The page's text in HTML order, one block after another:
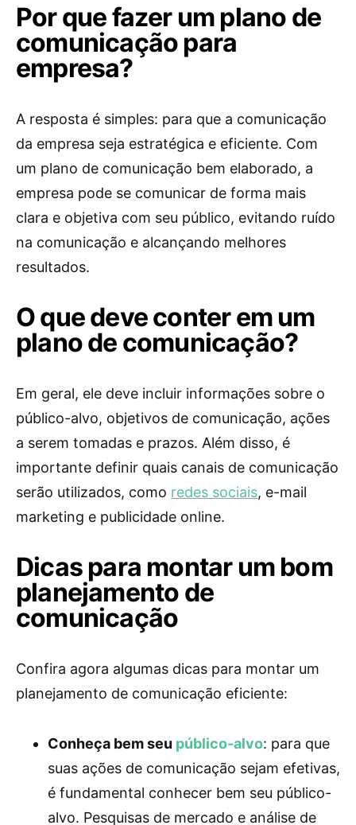
Por que fazer um plano de
comunicação para
empresa?
A resposta é simples: para que a comunicação
da empresa seja estratégica e eficiente. Com
um plano de comunicação bem elaborado, a
empresa pode se comunicar de forma mais
clara e objetiva com seu público, evitando ruído
na comunicação e alcançando melhores
resultados.
O que deve conter em um
plano de comunicação?
Em geral, ele deve incluir informações sobre o
público-alvo, objetivos de comunicação, ações
a serem tomadas e prazos. Além disso, é
importante definir quais canais de comunicação
serão utilizados, como redes sociais, e-mail
marketing e publicidade online.
Dicas para montar um bom
planejamento de
comunicação
Confira agora algumas dicas para montar um
planejamento de comunicação eficiente:
Conheça bem seu público-alvo: para que
suas ações de comunicação sejam efetivas,
é fundamental conhecer bem seu público-
alvo. Pesquisas de mercado e análise de